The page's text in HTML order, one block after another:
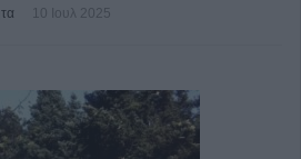
10 Ιουλ 2025